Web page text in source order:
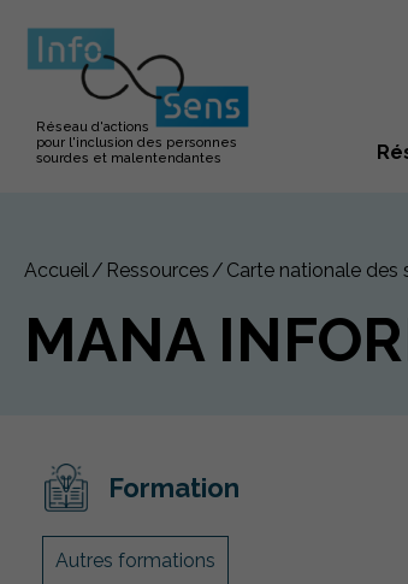
Réseau d'actions
pour l'inclusion des personnes
sourdes et malentendantes
Accueil Ressources Carte nationale des
MANA
Formation
Autres formations